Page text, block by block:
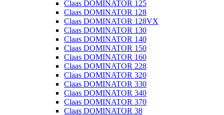
Claas DOMINATOR 125
Claas DOMINATOR 128
Claas DOMINATOR 128VX
Claas DOMINATOR 130
Claas DOMINATOR 140
Claas DOMINATOR 150
Claas DOMINATOR 160
Claas DOMINATOR 228
Claas DOMINATOR 320
Claas DOMINATOR 330
Claas DOMINATOR 340
Claas DOMINATOR 370
Claas DOMINATOR 38